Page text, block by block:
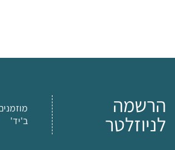
הרשמה
לניוזלטר
ב'יד'